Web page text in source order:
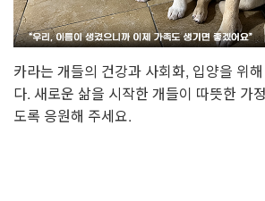
카라는 개들의 건강과 사회화, 입양을 위
다. 새로운 삶을 시작한 개들이 따뜻한 가
도록 응원해 주세요.